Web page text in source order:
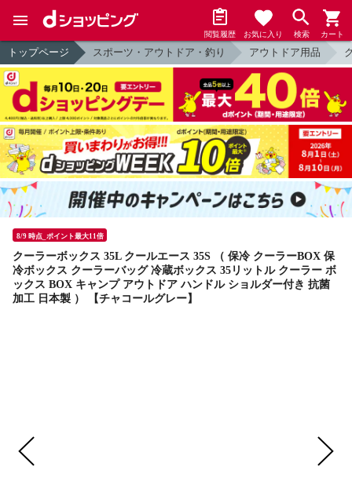
閲覧履歴 お気に入り 検索 カート
トップページ スポーツ・アウトドア・釣り アウトドア用品
8/9 時点_ポイント最大11倍
クーラーボックス 35L クールエース 35S （ 保冷 クーラーBOX 保
冷ボックス クーラーバッグ 冷蔵ボックス 35リットル クーラー ボ
ックス BOX キャンプ アウトドア ハンドル ショルダー付き 抗菌
加工 日本製 ） 【チャコールグレー】